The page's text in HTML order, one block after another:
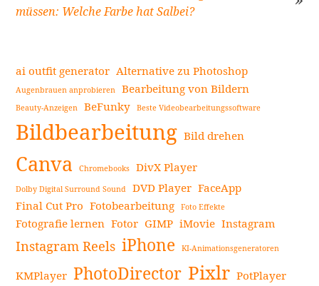
müssen: Welche Farbe hat Salbei?
Seitenleiste
ai outfit generator Alternative zu Photoshop
Augenbrauen anprobieren Bearbeitung von Bildern
Beauty-Anzeigen BeFunky Beste Videobearbeitungssoftware
Bildbearbeitung Bild drehen
Canva Chromebooks DivX Player
Dolby Digital Surround Sound DVD Player FaceApp
Final Cut Pro Fotobearbeitung Foto Effekte
Fotografie lernen Fotor GIMP iMovie Instagram
Instagram Reels iPhone KI-Animationsgeneratoren
KMPlayer PhotoDirector Pixlr PotPlayer